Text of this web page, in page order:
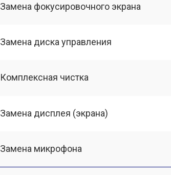
Замена фокусировочного экрана
Замена диска управления
Комплексная чистка
Замена дисплея (экрана)
Замена микрофона